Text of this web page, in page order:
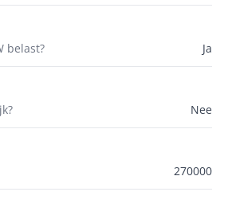
belast? Ja
Nee
270000